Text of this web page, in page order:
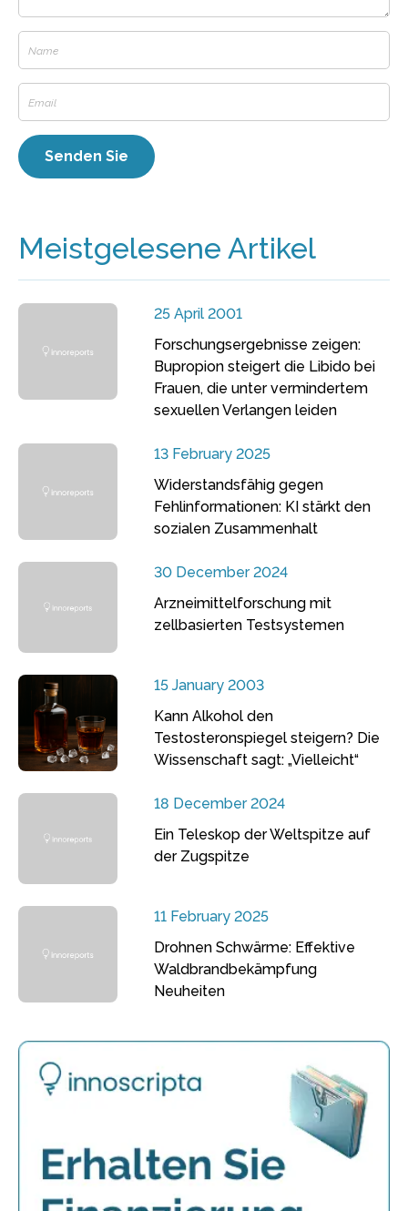
Meistgelesene Artikel
25 April 2001
Forschungsergebnisse zeigen:
Bupropion steigert die Libido bei
Frauen, die unter vermindertem
sexuellen Verlangen leiden
13 February 2025
Widerstandsfähig gegen
Fehlinformationen: KI stärkt den
sozialen Zusammenhalt
30 December 2024
Arzneimittelforschung mit
zellbasierten Testsystemen
15 January 2003
Kann Alkohol den
Testosteronspiegel steigern? Die
Wissenschaft sagt: „Vielleicht“
18 December 2024
Ein Teleskop der Weltspitze auf
der Zugspitze
11 February 2025
Drohnen Schwärme: Effektive
Waldbrandbekämpfung
Neuheiten